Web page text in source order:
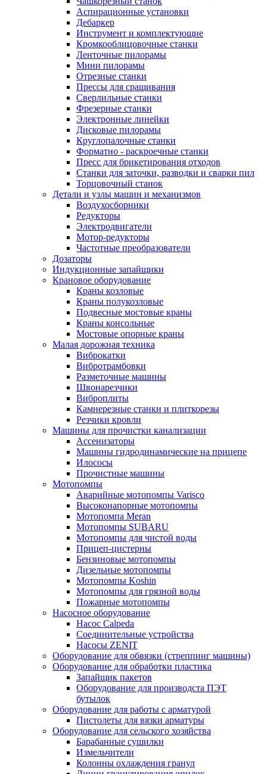
Аспирационные установки
Дебаркер
Инструмент и комплектующие
Кромкооблицовочные станки
Ленточные пилорамы
Мини пилорамы
Отрезные станки
Прессы для сращивания
Сверлильные станки
Фрезерные станки
Электронные линейки
Дисковые пилорамы
Круглопалочные станки
Форматно - раскроечные станки
Пресс для брикетирования отходов
Станки для заточки, разводки и сварки пил
Торцовочный станок
Детали и узлы машин и механизмов
Воздухосборники
Редукторы
Электродвигатели
Мотор-редукторы
Частотные преобразователи
Дозаторы
Индукционные запайщики
Крановое оборудование
Краны козловые
Краны полукозловые
Подвесные мостовые краны
Краны консольные
Мостовые опорные краны
Малая дорожная техника
Виброкатки
Вибротрамбовки
Разметочные машины
Швонарезчики
Виброплиты
Камнерезные станки и плиткорезы
Резчики кровли
Машины для прочистки канализации
Ассенизаторы
Машины гидродинамические на прицепе
Илососы
Прочистные машины
Мотопомпы
Аварийные мотопомпы Varisco
Высоконапорные мотопомпы
Мотопомпа Meran
Мотопомпы SUBARU
Мотопомпы для чистой воды
Прицеп-цистерны
Бензиновые мотопомпы
Дизельные мотопомпы
Мотопомпы Koshin
Мотопомпы для грязной воды
Пожарные мотопомпы
Насосное оборудование
Насос Calpeda
Соединительные устройства
Насосы ZENIT
Оборудование для обвязки (стреппинг машины)
Оборудование для обработки пластика
Запайщик пакетов
Оборудование для производста ПЭТ
бутылок
Оборудование для работы с арматурой
Пистолеты для вязки арматуры
Оборудование для сельского хозяйства
Барабанные сушилки
Измельчители
Колонны охлаждения гранул